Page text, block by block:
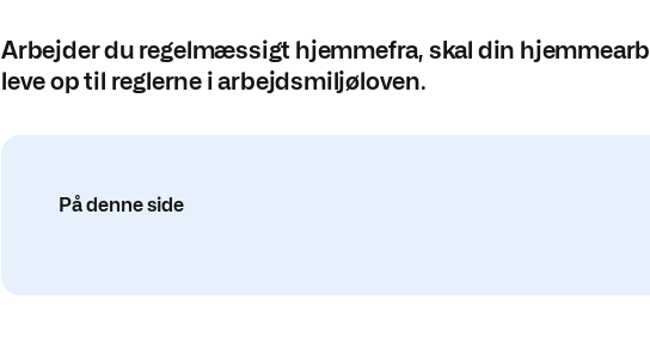
Arbejder du regelmæssigt hjemmefra, skal din
leve op til reglerne i arbejdsmiljøloven.
På denne side